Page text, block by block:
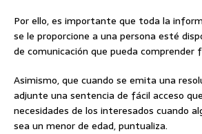
Por ello, es importante que toda la
se le proporcione a una persona esté
de comunicación que pueda comprender
Asimismo, que cuando se emita una
adjunte una sentencia de fácil acceso
necesidades de los interesados ​​cuando
sea un menor de edad, puntualiza.